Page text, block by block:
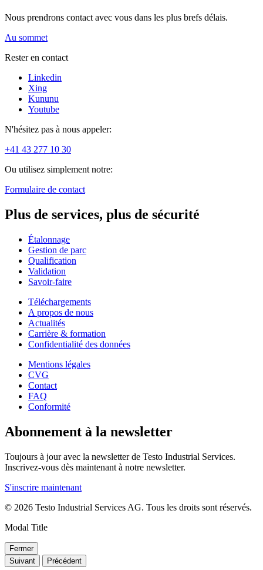
Nous prendrons contact avec vous dans les plus brefs délais.
Au sommet
Rester en contact
Linkedin
Xing
Kununu
Youtube
N'hésitez pas à nous appeler:
+41 43 277 10 30
Ou utilisez simplement notre:
Formulaire de contact
Plus de services, plus de sécurité
Étalonnage
Gestion de parc
Qualification
Validation
Savoir-faire
Téléchargements
A propos de nous
Actualités
Carrière & formation
Confidentialité des données
Mentions légales
CVG
Contact
FAQ
Conformité
Abonnement à la newsletter
Toujours à jour avec la newsletter de Testo Industrial Services.
Inscrivez-vous dès maintenant à notre newsletter.
S'inscrire maintenant
© 2026 Testo Industrial Services AG. Tous les droits sont réservés.
Modal Title
Fermer
Suivant
Précédent